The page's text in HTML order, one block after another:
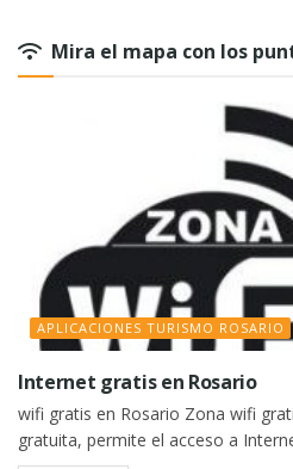
Mira el mapa con los
APLICACIONES TURISMO ROSARIO
Internet gratis en Rosario
wifi gratis en Rosario Zona wifi
gratuita, permite el acceso a